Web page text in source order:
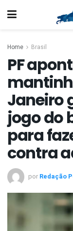
Home Brasil
PF
Janeiro
jogo do
para
contra
por Redação